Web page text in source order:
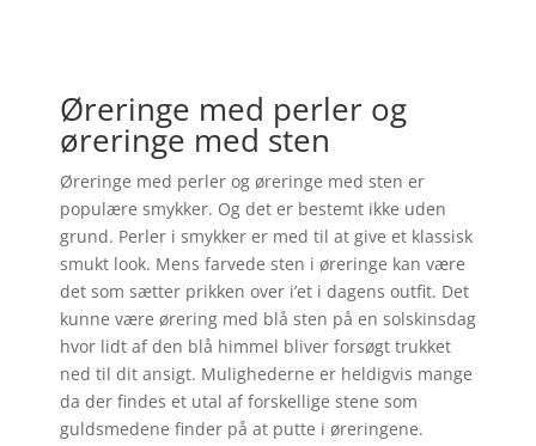
Øreringe med perler og
øreringe med sten
Øreringe med perler og øreringe med sten er
populære smykker. Og det er bestemt ikke uden
grund. Perler i smykker er med til at give et klassisk
smukt look. Mens farvede sten i øreringe kan være
det som sætter prikken over i’et i dagens outfit. Det
kunne være ørering med blå sten på en solskinsdag
hvor lidt af den blå himmel bliver forsøgt trukket
ned til dit ansigt. Mulighederne er heldigvis mange
da der findes et utal af forskellige stene som
guldsmedene finder på at putte i øreringene.